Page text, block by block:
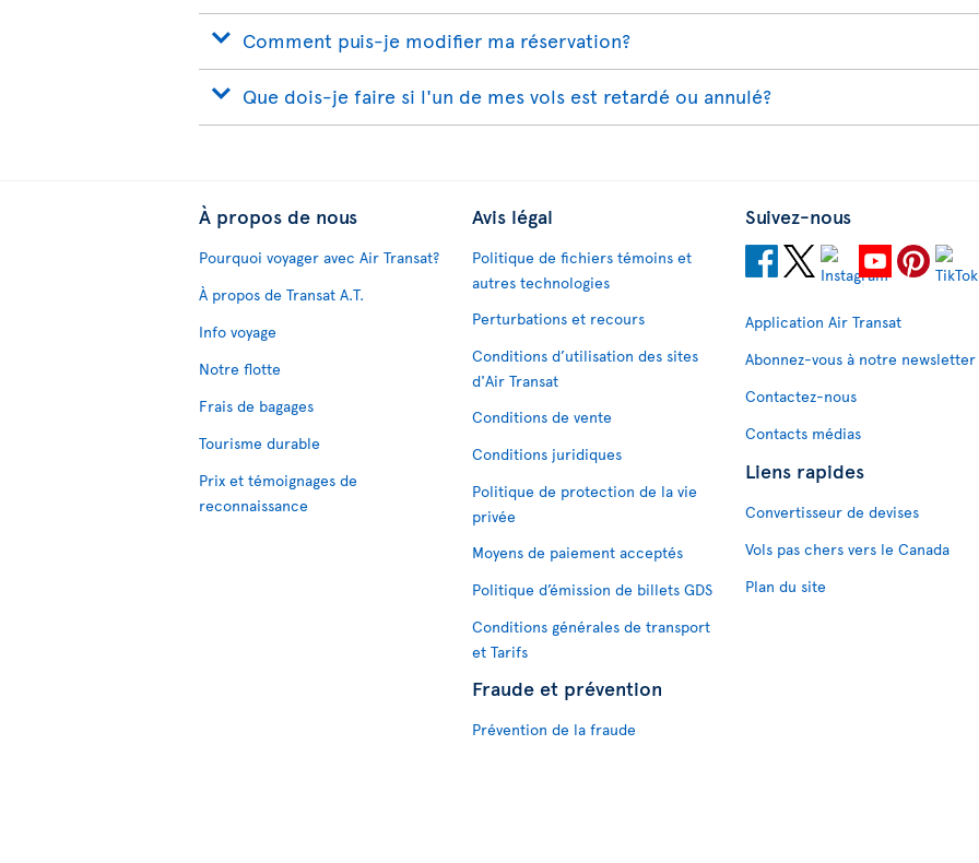
Comment puis-je modifier ma réservation?
Que dois-je faire si l'un de mes vols est retardé ou annulé?
À propos de nous
Pourquoi voyager avec Air Transat?
À propos de Transat A.T.
Info voyage
Notre flotte
Frais de bagages
Tourisme durable
Prix et témoignages de
reconnaissance
Avis légal
Politique de fichiers témoins et
autres technologies
Perturbations et recours
Conditions d’utilisation des sites
d'Air Transat
Conditions de vente
Conditions juridiques
Politique de protection de la vie
privée
Moyens de paiement acceptés
Politique d’émission de billets GDS
Conditions générales de transport
et Tarifs
Fraude et prévention
Prévention de la fraude
Suivez-nous
Application Air Transat
Abonnez-vous à notre newsletter
Contactez-nous
Contacts médias
Liens rapides
Convertisseur de devises
Vols pas chers vers le Canada
Plan du site